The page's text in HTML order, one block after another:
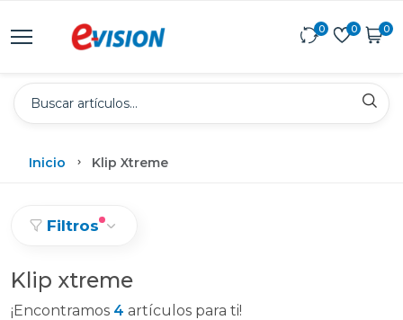
0 0 0
Inicio Klip Xtreme
Filtros
Klip xtreme
¡Encontramos 4 artículos para ti!